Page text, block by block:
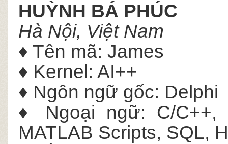
HUỲNH BÁ PHÚC
Hà Nội, Việt Nam
♦ Tên mã: James
♦ Kernel: AI++
♦ Ngôn ngữ gốc: Delphi
♦ Ngoại ngữ: C/C++,
MATLAB Scripts, SQL,